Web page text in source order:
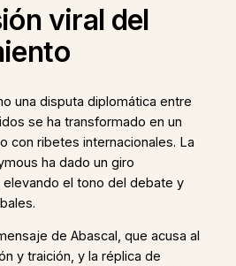
viral del
una disputa diplomática entre
se ha transformado en un
con ribetes internacionales. La
ha dado un giro
el tono del debate y
de Abascal, que acusa al
y traición, y la réplica de